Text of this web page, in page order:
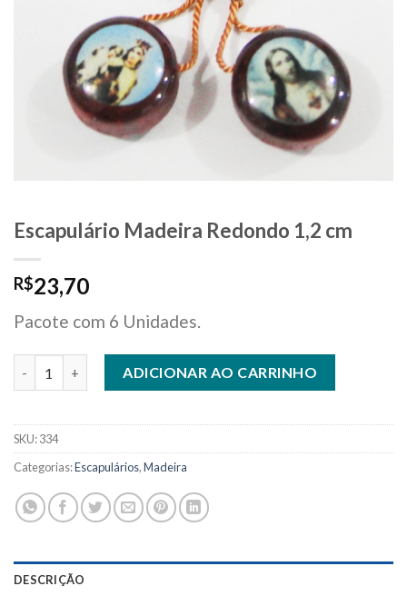
Escapulário Madeira Redondo 1,2 cm
R$23,70
Pacote com 6 Unidades.
ADICIONAR AO CARRINHO
SKU:334
Categorias:Escapulários,Madeira
DESCRIÇÃO